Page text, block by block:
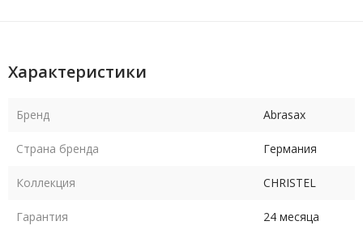
Характеристики
Бренд Abrasax
Страна бренда Германия
Коллекция CHRISTEL
Гарантия 24 месяца